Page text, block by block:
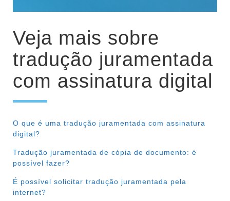
Veja mais sobre
tradução juramentada
com assinatura digital
O que é uma tradução juramentada com assinatura
digital?
Tradução juramentada de cópia de documento: é
possível fazer?
É possível solicitar tradução juramentada pela
internet?